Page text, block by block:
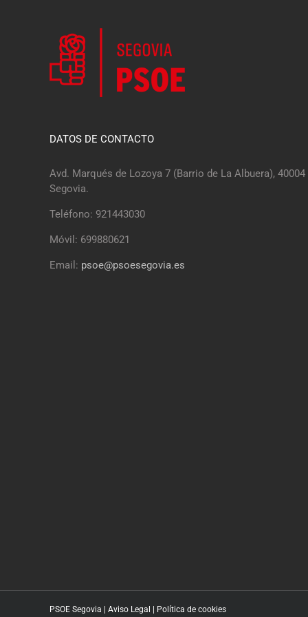
DATOS DE CONTACTO
Avd. Marqués de Lozoya 7 (Barrio de La Albuera), 40004
Segovia.
Teléfono: 921443030
Móvil: 699880621
Email: psoe@psoesegovia.es
PSOE Segovia | Aviso Legal Política de cookies